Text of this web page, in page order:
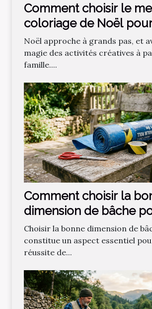
Comment choisir le
coloriage de Noël
enfants ?
Noël approche à grands pas, et
magie des activités créatives à
famille....
Comment choisir la
dimension de bâche
projet ?
Choisir la bonne dimension de
constitue un aspect essentiel
réussite de...